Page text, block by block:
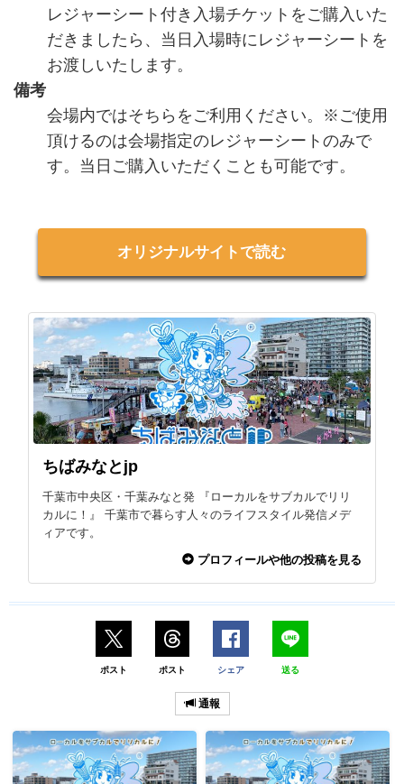
備考
レジャーシート付き入場チケットをご購入いた
だきましたら、当日入場時にレジャーシートを
お渡しいたします。
会場内ではそちらをご利用ください。※ご使用
頂けるのは会場指定のレジャーシートのみで
す。当日ご購入いただくことも可能です。
オリジナルサイトで読む
ちばみなとjp
千葉市中央区・千葉みなと発 『ローカルをサブカルでリリ
カルに！』 千葉市で暮らす人々のライフスタイル発信メデ
ィアです。
プロフィールや他の投稿を見る
ポスト ポスト シェア 送る
通報